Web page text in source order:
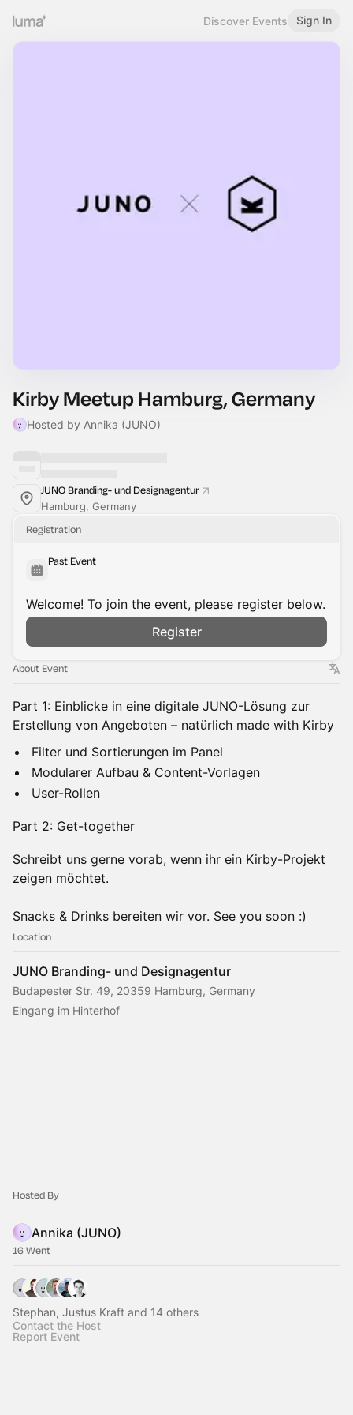
Discover Events Sign In
Kirby Meetup Hamburg, Germany
Hosted by Annika (JUNO)
JUNO Branding- und Designagentur
Hamburg, Germany
Registration
Past Event
Welcome! To join the event, please register below.
Register
About Event
Part 1: Einblicke in eine digitale JUNO-Lösung zur
Erstellung von Angeboten – natürlich made with Kirby
Filter und Sortierungen im Panel
Modularer Aufbau & Content-Vorlagen
User-Rollen
Part 2: Get-together
Schreibt uns gerne vorab, wenn ihr ein Kirby-Projekt
zeigen möchtet.
Snacks & Drinks bereiten wir vor. See you soon :)
Location
JUNO Branding- und Designagentur
Budapester Str. 49, 20359 Hamburg, Germany
Eingang im Hinterhof
Hosted By
Annika (JUNO)
16 Went
Stephan, Justus Kraft and 14 others
Contact the Host
Report Event